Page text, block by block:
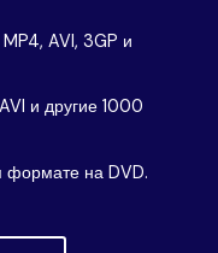
КУПИТЬ
Sign In
AVI, 3GP и
и другие 1000
формате на DVD.